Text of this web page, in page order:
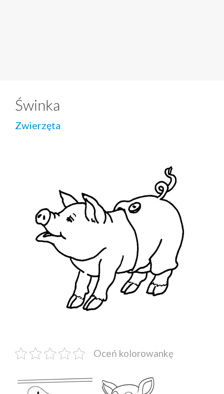
Świnka
Zwierzęta
Oceń kolorowankę